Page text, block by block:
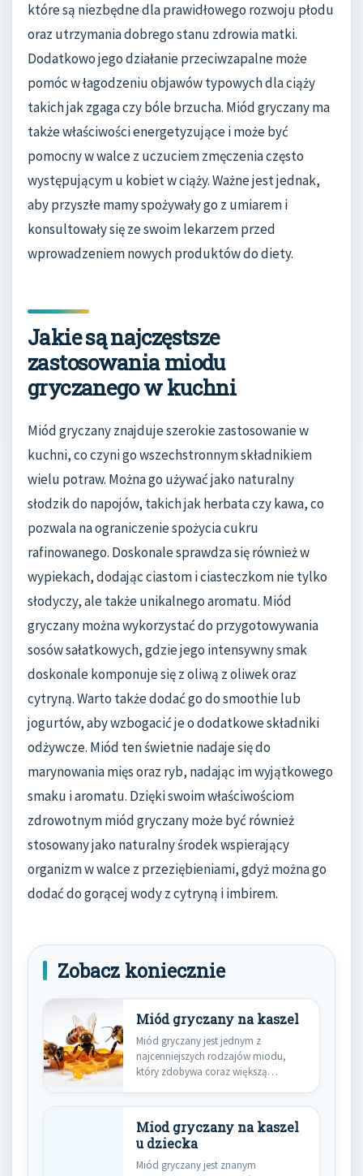
które są niezbędne dla prawidłowego rozwoju płodu
oraz utrzymania dobrego stanu zdrowia matki.
Dodatkowo jego działanie przeciwzapalne może
pomóc w łagodzeniu objawów typowych dla ciąży
takich jak zgaga czy bóle brzucha. Miód gryczany ma
także właściwości energetyzujące i może być
pomocny w walce z uczuciem zmęczenia często
występującym u kobiet w ciąży. Ważne jest jednak,
aby przyszłe mamy spożywały go z umiarem i
konsultowały się ze swoim lekarzem przed
wprowadzeniem nowych produktów do diety.
Jakie są najczęstsze
zastosowania miodu
gryczanego w kuchni
Miód gryczany znajduje szerokie zastosowanie w
kuchni, co czyni go wszechstronnym składnikiem
wielu potraw. Można go używać jako naturalny
słodzik do napojów, takich jak herbata czy kawa, co
pozwala na ograniczenie spożycia cukru
rafinowanego. Doskonale sprawdza się również w
wypiekach, dodając ciastom i ciasteczkom nie tylko
słodyczy, ale także unikalnego aromatu. Miód
gryczany można wykorzystać do przygotowywania
sosów sałatkowych, gdzie jego intensywny smak
doskonale komponuje się z oliwą z oliwek oraz
cytryną. Warto także dodać go do smoothie lub
jogurtów, aby wzbogacić je o dodatkowe składniki
odżywcze. Miód ten świetnie nadaje się do
marynowania mięs oraz ryb, nadając im wyjątkowego
smaku i aromatu. Dzięki swoim właściwościom
zdrowotnym miód gryczany może być również
stosowany jako naturalny środek wspierający
organizm w walce z przeziębieniami, gdyż można go
dodać do gorącej wody z cytryną i imbirem.
Zobacz koniecznie
Miód gryczany na kaszel
Miód gryczany jest jednym z
najcenniejszych rodzajów miodu,
który zdobywa coraz większą
Miod gryczany na kaszel
u dziecka
Miód gryczany jest znanym